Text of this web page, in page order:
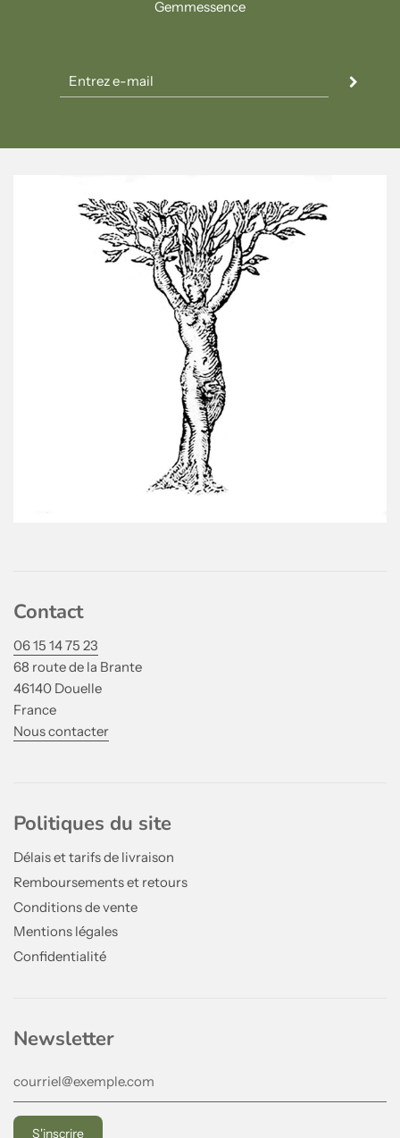
Gemmessence
Contact
06 15 14 75 23
68 route de la Brante
46140 Douelle
France
Nous contacter
Politiques du site
Délais et tarifs de livraison
Remboursements et retours
Conditions de vente
Mentions légales
Confidentialité
Newsletter